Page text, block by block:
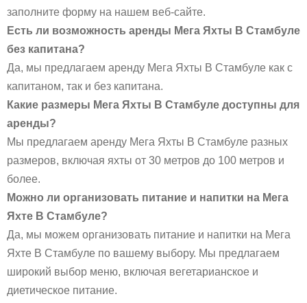
заполните форму на нашем веб-сайте.
Есть ли возможность аренды Мега Яхты В Стамбуле
без капитана?
Да, мы предлагаем аренду Мега Яхты В Стамбуле как с
капитаном, так и без капитана.
Какие размеры Мега Яхты В Стамбуле доступны для
аренды?
Мы предлагаем аренду Мега Яхты В Стамбуле разных
размеров, включая яхты от 30 метров до 100 метров и
более.
Можно ли организовать питание и напитки на Мега
Яхте В Стамбуле?
Да, мы можем организовать питание и напитки на Мега
Яхте В Стамбуле по вашему выбору. Мы предлагаем
широкий выбор меню, включая вегетарианское и
диетическое питание.